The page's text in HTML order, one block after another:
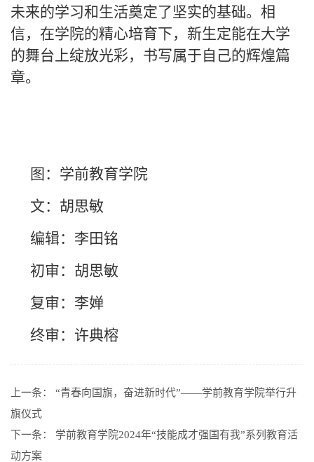
未来的学习和生活奠定了坚实的基础。相
信，在学院的精心培育下，新生定能在大学
的舞台上绽放光彩，书写属于自己的辉煌篇
章。
图：学前教育学院
文：胡思敏
编辑：李田铭
初审：胡思敏
复审：李婵
终审：许典榕
上一条： “青春向国旗，奋进新时代”——学前教育学院举行升
旗仪式
下一条： 学前教育学院2024年“技能成才强国有我”系列教育活
动方案